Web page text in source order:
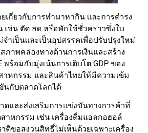
เกี่ยวกับการทำมาหากิน และการดำรง
เช่น ตัด ลด หรือพักใช้ชั่วคราวซึ่งใบ
ำเป็นและเป็นอุปสรรคเพื่อปรับปรุงใหม่
ภาพคล่องทางด้านการเงินและสร้าง
พร้อมกับมุ่งเน้นการเติบโต GDP ของ
าหกรรม และสินค้าไทยให้มีความเข้ม
นกับตลาดโลกได้
ดและส่งเสริมการแข่งขันทางการค้าที่
าหกรรม เช่น เครื่องดื่มแอลกอฮอล์
ติขอสงวนสิทธิ์ไม่เห็นด้วยเฉพาะเครื่อง